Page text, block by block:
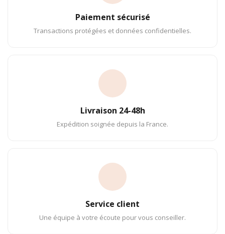
Paiement sécurisé
Transactions protégées et données confidentielles.
Livraison 24-48h
Expédition soignée depuis la France.
Service client
Une équipe à votre écoute pour vous conseiller.